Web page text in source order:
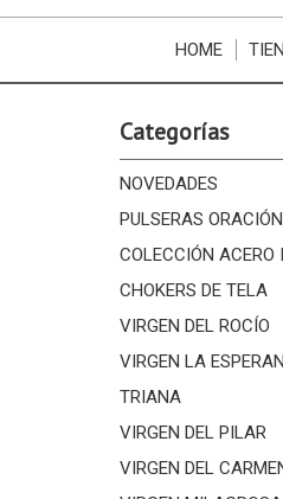
HOME
Categorías
NOVEDADES
PULSERAS
COLECCIÓN ACERO
CHOKERS DE TELA
VIRGEN DEL ROCÍO
VIRGEN LA
TRIANA
VIRGEN DEL PILAR
VIRGEN DEL